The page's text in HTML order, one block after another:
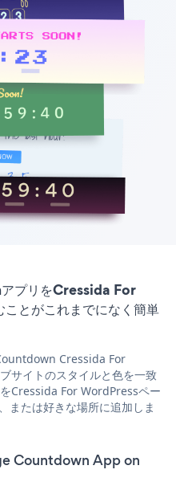
プリをCressida For
とがこれまでになく簡単
Cressida For
サイトのスタイルと色を一致
Cressida For WordPressペー
または好きな場所に追加しま
Countdown App on